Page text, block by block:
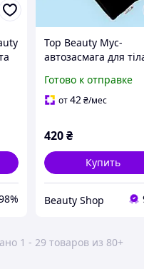
Top Beauty Мус-
автозасмага для
Готово к отправке
от42₴/мес
420₴
Купить
Beauty Shop
1 - 29 товаров из 80+